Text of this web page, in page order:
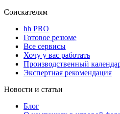
Соискателям
hh PRO
Готовое резюме
Все сервисы
Хочу у вас работать
Производственный
Экспертная рекомендация
Новости и статьи
Блог